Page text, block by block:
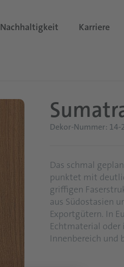
Nachhaltigkeit Karriere
Dekor-Nummer: 14-
Das schmal
punktet mit
griffigen
aus Südostasien
Exportgütern. In
Echtmaterial
Innenbereich und